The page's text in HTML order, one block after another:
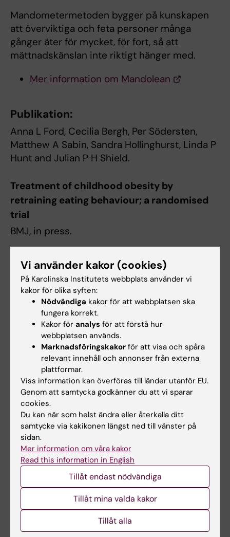
Mandometermetoden bygger på kunskapen
att överviktiga och feta personer många
gånger äter för mycket, för fort, så att
mättnadskänslan inte riktigt hänger med.
Mer information om Mandolean
Publikation:
Anna L Ford, Cecilia Bergh, Per Södersten,
Matthew A Sabin, Sandra Hollinghurst, Linda P
Hunt and Julian P H Shield.
Treatment of childhood obesity by
retraining eating behaviour; a randomised
trial
BMJ, in press.
För frågor, kontakta:
Professor Per Södersten
Arbete:
08-556 406 02
Per.Sodersten@ki.se
Institutionen för Neurobiologi,
Vårdvetenskap och Samhälle, Sektionen
för tillämpad neuroendokrinologi
Uppdaterad av:
2013-11-26
Vi använder kakor (cookies)
På Karolinska Institutets webbplats använder vi
kakor för olika syften:
Nödvändiga kakor för att webbplatsen ska
fungera korrekt.
Kakor för analys för att förstå hur
webbplatsen används.
Marknadsföringskakor för att visa och spåra
relevant innehåll och annonser från externa
plattformar.
Viss information kan överföras till länder utanför EU.
Genom att samtycka godkänner du att vi sparar
cookies.
Du kan när som helst ändra eller återkalla ditt
samtycke via kakikonen längst ned till vänster på
sidan.
Mer information om våra kakor
Read this information in English
Tillåt endast nödvändiga
Tillåt mina valda kakor
Tillåt alla